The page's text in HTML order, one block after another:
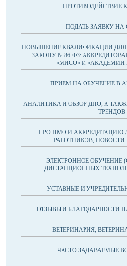
ПРОТИВОДЕЙСТВИЕ
ПОДАТЬ ЗАЯВКУ НА
ПОВЫШЕНИЕ КВАЛИФИКАЦИИ
ЗАКОНУ № 86-ФЗ:
«МИСО» И «АКАДЕМИИ
ПРИЕМ НА ОБУЧЕНИЕ В
АНАЛИТИКА И ОБЗОР ДПО, А
ТРЕНДОВ
ПРО НМО И АККРЕДИТАЦИЮ
РАБОТНИКОВ,
ЭЛЕКТРОННОЕ ОБУЧЕНИЕ
ДИСТАНЦИОННЫХ
УСТАВНЫЕ И
ОТЗЫВЫ И БЛАГОДАРНОСТИ
ВЕТЕРИНАРИЯ,
ЧАСТО ЗАДАВАЕМЫЕ